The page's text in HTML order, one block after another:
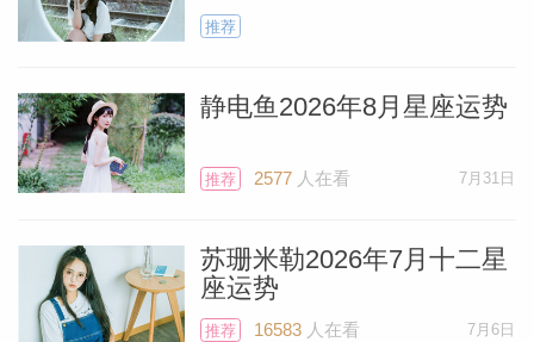
推荐
静电鱼2026年8月星座运势
推荐 2577人在看 7月31日
苏珊米勒2026年7月十二星
座运势
推荐 16583人在看 7月6日